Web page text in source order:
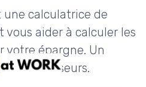
calculatrice de
aider à calculer les
votre épargne. Un
investisseurs.